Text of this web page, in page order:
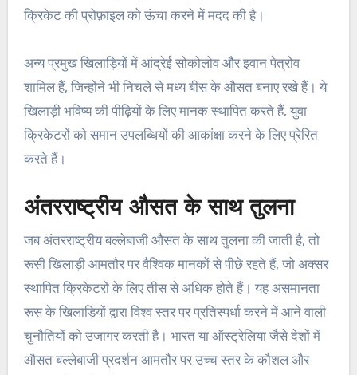
क्रिकेट की प्रोफ़ाइल को ऊंचा करने में मदद की है।
अन्य प्रमुख खिलाड़ियों में आंद्रेई सोकोलोव और इवान पेत्रोव
शामिल हैं, जिन्होंने भी निचले से मध्य बीस के औसत बनाए रखे हैं। ये
खिलाड़ी भविष्य की पीढ़ियों के लिए मानक स्थापित करते हैं, युवा
क्रिकेटरों को समान उपलब्धियों की आकांक्षा करने के लिए प्रेरित
करते हैं।
अंतरराष्ट्रीय औसत के साथ तुलना
जब अंतरराष्ट्रीय बल्लेबाजी औसत के साथ तुलना की जाती है, तो
रूसी खिलाड़ी आमतौर पर वैश्विक मानकों से पीछे रहते हैं, जो अक्सर
स्थापित क्रिकेटरों के लिए तीस से अधिक होते हैं। यह असमानता
रूस के खिलाड़ियों द्वारा विश्व स्तर पर प्रतिस्पर्धा करने में आने वाली
चुनौतियों को उजागर करती है। भारत या ऑस्ट्रेलिया जैसे देशों में
औसत बल्लेबाजी प्रदर्शन आमतौर पर उच्च स्तर के कौशल और